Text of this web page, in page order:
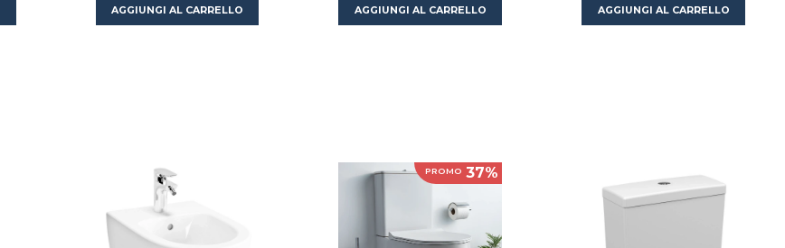
AGGIUNGI AL CARRELLO AGGIUNGI AL CARRELLO AGGIUNGI AL CARRELLO
PROMO 37%